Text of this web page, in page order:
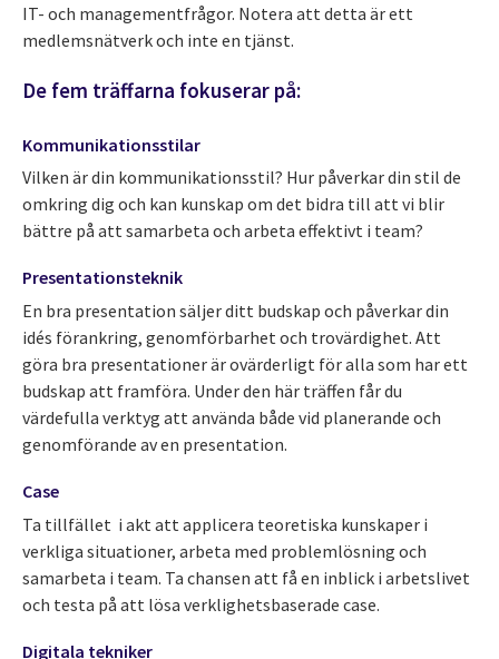
IT- och managementfrågor. Notera att detta är ett
medlemsnätverk och inte en tjänst.
De fem träffarna fokuserar på:
Kommunikationsstilar
Vilken är din kommunikationsstil? Hur påverkar din stil de
omkring dig och kan kunskap om det bidra till att vi blir
bättre på att samarbeta och arbeta effektivt i team?
Presentationsteknik
En bra presentation säljer ditt budskap och påverkar din
idés förankring, genomförbarhet och trovärdighet. Att
göra bra presentationer är ovärderligt för alla som har ett
budskap att framföra. Under den här träffen får du
värdefulla verktyg att använda både vid planerande och
genomförande av en presentation.
Case
Ta tillfället i akt att applicera teoretiska kunskaper i
verkliga situationer, arbeta med problemlösning och
samarbeta i team. Ta chansen att få en inblick i arbetslivet
och testa på att lösa verklighetsbaserade case.
Digitala tekniker